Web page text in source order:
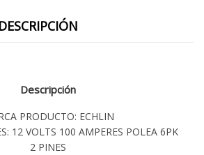
DESCRIPCIÓN
Descripción
PRODUCTO: ECHLIN
12 VOLTS 100 AMPERES POLEA 6PK
2 PINES